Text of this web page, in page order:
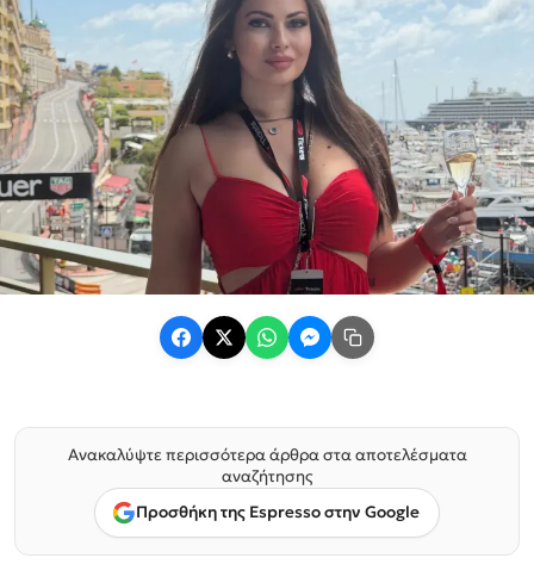
Ανακαλύψτε περισσότερα άρθρα στα αποτελέσματα
αναζήτησης
Προσθήκη της Espresso στην Google